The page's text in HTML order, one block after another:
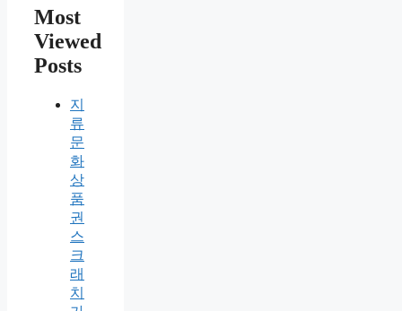
Most
Viewed
Posts
지
류
문
화
상
품
권
스
크
래
치